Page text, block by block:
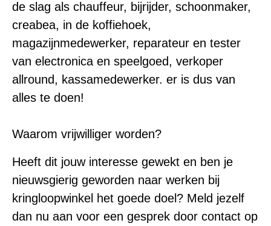
de slag als chauffeur, bijrijder, schoonmaker,
creabea, in de koffiehoek,
magazijnmedewerker, reparateur en tester
van electronica en speelgoed, verkoper
allround, kassamedewerker. er is dus van
alles te doen!
Waarom vrijwilliger worden?
Heeft dit jouw interesse gewekt en ben je
nieuwsgierig geworden naar werken bij
kringloopwinkel het goede doel? Meld jezelf
dan nu aan voor een gesprek door contact op